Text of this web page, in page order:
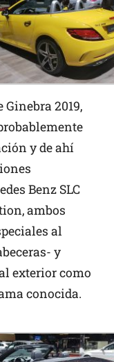
2019,
y de ahí
Benz SLC
ambos
al
y
exterior como
conocida.